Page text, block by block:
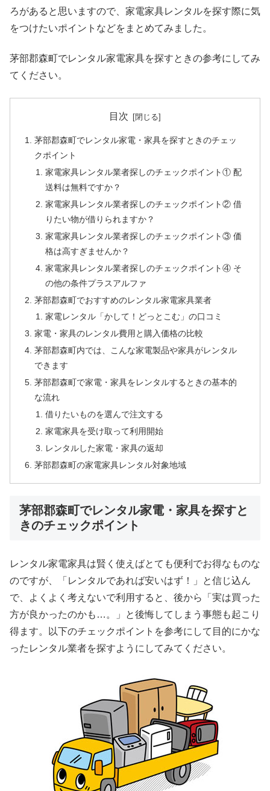
ろがあると思いますので、家電家具レンタルを探す際に気
をつけたいポイントなどをまとめてみました。
茅部郡森町でレンタル家電家具を探すときの参考にしてみ
てください。
目次
茅部郡森町でレンタル家電・家具を探すときのチェッ
クポイント
家電家具レンタル業者探しのチェックポイント① 配
送料は無料ですか？
家電家具レンタル業者探しのチェックポイント② 借
りたい物が借りられますか？
家電家具レンタル業者探しのチェックポイント③ 価
格は高すぎませんか？
家電家具レンタル業者探しのチェックポイント④ そ
の他の条件プラスアルファ
茅部郡森町でおすすめのレンタル家電家具業者
家電レンタル「かして！どっとこむ」の口コミ
家電・家具のレンタル費用と購入価格の比較
茅部郡森町内では、こんな家電製品や家具がレンタル
できます
茅部郡森町で家電・家具をレンタルするときの基本的
な流れ
借りたいものを選んで注文する
家電家具を受け取って利用開始
レンタルした家電・家具の返却
茅部郡森町の家電家具レンタル対象地域
茅部郡森町でレンタル家電・家具を探すと
きのチェックポイント
レンタル家電家具は賢く使えばとても便利でお得なものな
のですが、「レンタルであれば安いはず！」と信じ込ん
で、よくよく考えないで利用すると、後から「実は買った
方が良かったのかも…。」と後悔してしまう事態も起こり
得ます。以下のチェックポイントを参考にして目的にかな
ったレンタル業者を探すようにしてみてください。